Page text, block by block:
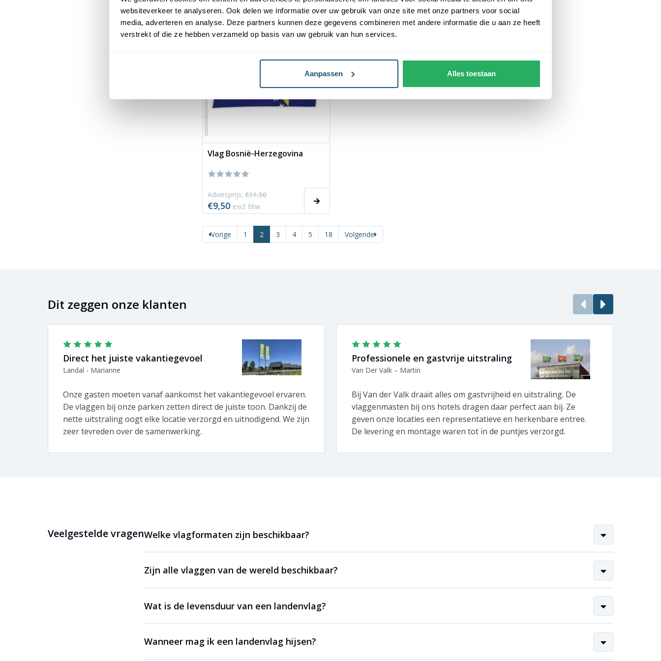
websiteverkeer te analyseren. Ook delen we informatie over uw gebruik van onze site met onze partners voor social
media, adverteren en analyse. Deze partners kunnen deze gegevens combineren met andere informatie die u aan ze heeft
verstrekt of die ze hebben verzameld op basis van uw gebruik van hun services.
Aanpassen Alles toestaan
17% korting
Vlag Bosnië-Herzegovina
Adviesprijs: €11,50
€9,50 excl. btw
Vorige 1 2 3 4 5 18 Volgende
Dit zeggen onze klanten
Direct het juiste vakantiegevoel
Landal - Marianne
Onze gasten moeten vanaf aankomst het vakantiegevoel ervaren.
De vlaggen bij onze parken zetten direct de juiste toon. Dankzij de
nette uitstraling oogt elke locatie verzorgd en uitnodigend. We zijn
zeer tevreden over de samenwerking.
Professionele en gastvrije uitstraling
Van Der Valk – Martin
Bij Van der Valk draait alles om gastvrijheid en uitstraling. De
vlaggenmasten bij ons hotels dragen daar perfect aan bij. Ze
geven onze locaties een representatieve en herkenbare entree.
De levering en montage waren tot in de puntjes verzorgd.
Veelgestelde vragenWelke vlagformaten zijn beschikbaar?
Zijn alle vlaggen van de wereld beschikbaar?
Wat is de levensduur van een landenvlag?
Wanneer mag ik een landenvlag hijsen?